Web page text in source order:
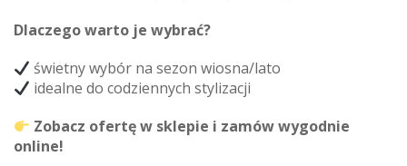
Dlaczego warto je wybrać?
świetny wybór na sezon wiosna/lato
idealne do codziennych stylizacji
Zobacz ofertę w sklepie i zamów wygodnie
online!